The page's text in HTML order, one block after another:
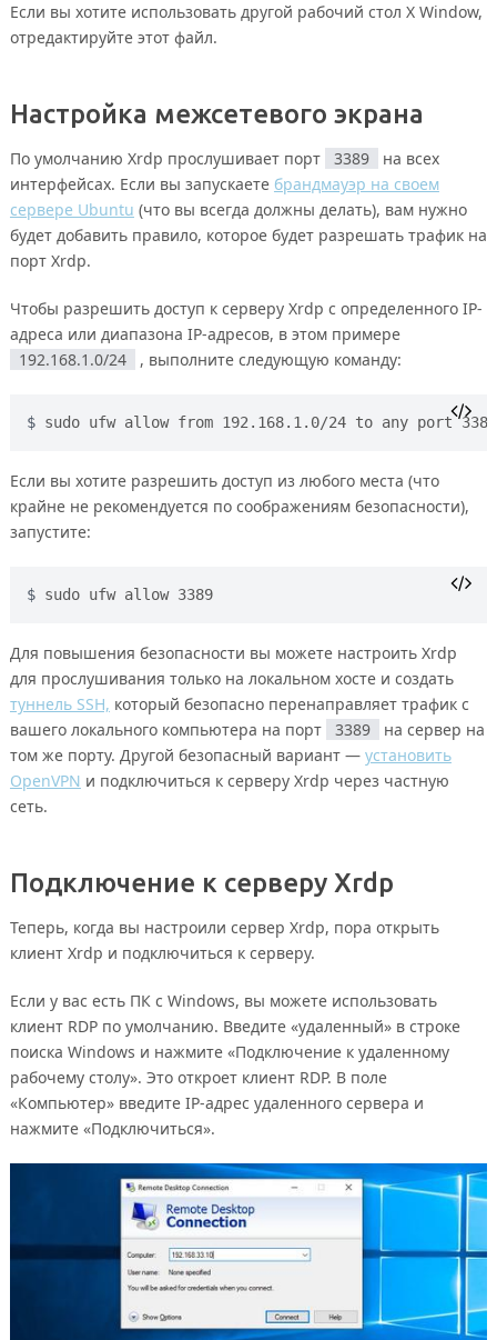
Если вы хотите использовать другой рабочий стол X Window,
отредактируйте этот файл.
Настройка межсетевого экрана
По умолчанию Xrdp прослушивает порт 3389
на всех
интерфейсах. Если вы запускаете брандмауэр на своем
сервере Ubuntu (что вы всегда должны делать), вам нужно
будет добавить правило, которое будет разрешать трафик на
порт Xrdp.
Чтобы разрешить доступ к серверу Xrdp с определенного IP-
адреса или диапазона IP-адресов, в этом примере
192.168.1.0/24
, выполните следующую команду:
sudo ufw allow from 192.168.1.0/24 to any port 3389
Если вы хотите разрешить доступ из любого места (что
крайне не рекомендуется по соображениям безопасности),
запустите:
sudo ufw allow 3389
Для повышения безопасности вы можете настроить Xrdp
для прослушивания только на локальном хосте и создать
туннель SSH, который безопасно перенаправляет трафик с
вашего локального компьютера на порт
3389
на сервер на
том же порту. Другой безопасный вариант — установить
OpenVPN и подключиться к серверу Xrdp через частную
сеть.
Подключение к серверу Xrdp
Теперь, когда вы настроили сервер Xrdp, пора открыть
клиент Xrdp и подключиться к серверу.
Если у вас есть ПК с Windows, вы можете использовать
клиент RDP по умолчанию. Введите «удаленный» в строке
поиска Windows и нажмите «Подключение к удаленному
рабочему столу». Это откроет клиент RDP. В поле
«Компьютер» введите IP-адрес удаленного сервера и
нажмите «Подключиться».